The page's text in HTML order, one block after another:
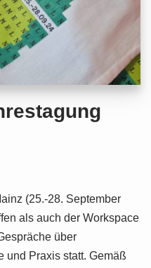
(25.-28. September
als auch der Workspace
über
und Praxis statt. Gemäß